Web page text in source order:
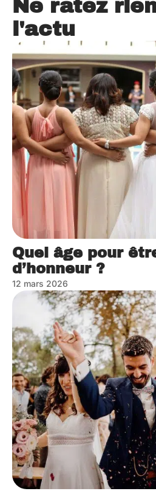
Ne ratez
l'actu
Quel âge pour
d’honneur ?
12 mars 2026